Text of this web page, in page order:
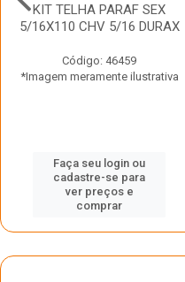
KIT TELHA PARAF SEX
5/16X110 CHV 5/16 DURAX
Código: 46459
*Imagem meramente ilustrativa
Faça seu login ou
cadastre-se para
ver preços e
comprar